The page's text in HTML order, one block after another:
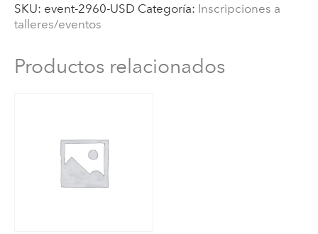
de
Asistente
de
6
cantidad
SKU: event-2960-USD Categoría: Inscripciones a
talleres/eventos
Productos relacionados